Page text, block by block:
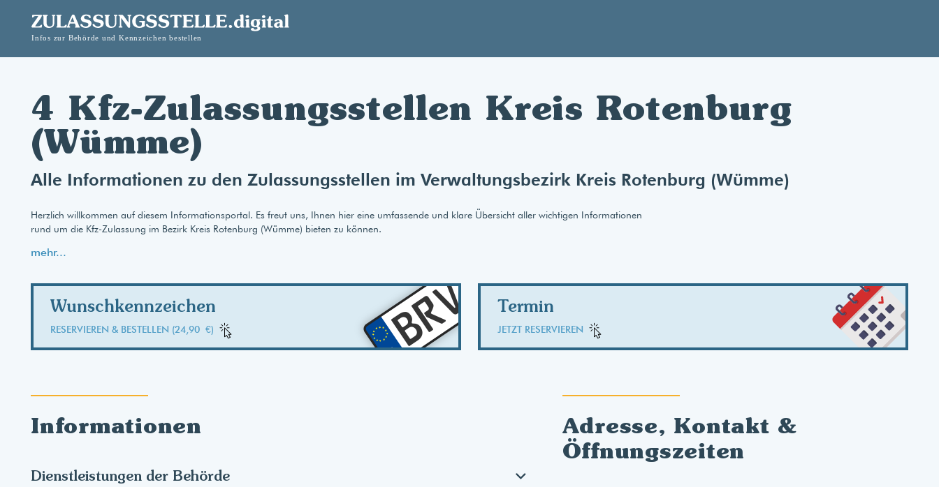
4 Kfz-Zulassungsstellen Kreis Rotenburg
(Wümme)
Alle Informationen zu den Zulassungsstellen im Verwaltungsbezirk Kreis Rotenburg (Wümme)
Herzlich willkommen auf diesem Informationsportal. Es freut uns, Ihnen hier eine umfassende und klare Übersicht aller wichtigen Informationen
rund um die Kfz-Zulassung im Bezirk Kreis Rotenburg (Wümme) bieten zu können.
mehr...
Wunschkennzeichen
RESERVIEREN & BESTELLEN (24,90 €) BRVABTermin
JETZT RESERVIEREN
Informationen
Dienstleistungen der Behörde
Adresse, Kontakt &
Öffnungszeiten